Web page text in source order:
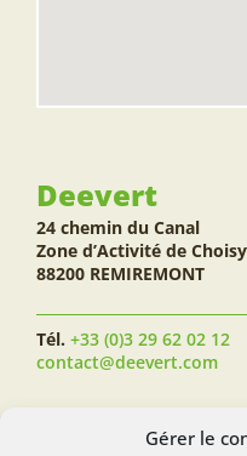
Gérer le
Deevert
24 chemin du Canal
Zone d’Activité de
88200 REMIREMONT
Tél. +33 (0)3 29 62 02 12
contact@deevert.com
SUIVEZ-NOUS...